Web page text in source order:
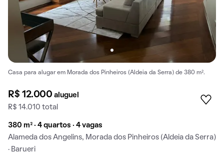
Casa para alugar em Morada dos Pinheiros (Aldeia da Serra) de 380 m².
R$ 12.000aluguel
R$ 14.010 total
380 m² · 4 quartos · 4 vagas
Alameda dos Angelins, Morada dos Pinheiros (Aldeia da Serra)
· Barueri